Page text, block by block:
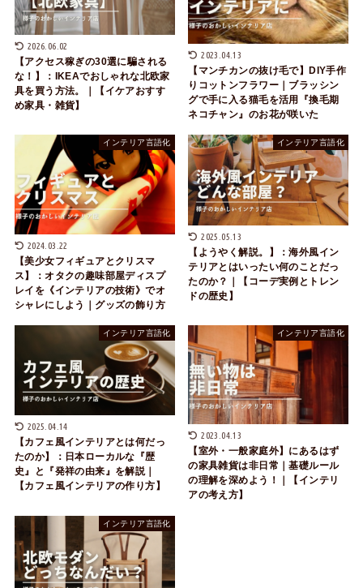
2026.06.02
【アクセス稼ぎの30選に騙される
な！】：IKEAでおしゃれな北欧家
具を買う方法。｜【イケアおすす
め家具・雑貨】
2023.04.13
【マンチカンの抜け毛で】DIY手作
りコットンフラワー｜ブラッシン
グで手に入る猫毛を活用『換毛期
ネコチャン』のお花が咲いた
インテリア言語化
2024.03.22
【美少女フィギュアとクリスマ
ス】：オタクの趣味部屋ディスプ
レイを《インテリアの技術》でオ
シャレにしよう｜グッズの飾り方
インテリア言語化
2025.05.13
【ようやく解説。】：海外風イン
テリアとはいったい何のことだっ
たのか？｜【コーデ実例とトレン
ドの歴史】
インテリア言語化
2025.04.14
【カフェ風インテリアとは何だっ
たのか】：日本ローカルな『歴
史』と『発祥の由来』を解説｜
【カフェ風インテリアの作り方】
インテリア言語化
2023.04.13
【室外・一般家庭外】にあるはず
の家具雑貨は非日常｜基礎ルール
の理解を深めよう！｜【インテリ
アの考え方】
インテリア言語化